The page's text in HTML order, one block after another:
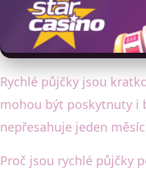
Rychlé půjčky jsou
mohou být poskytnuty i
nepřesahuje jeden
Proč jsou rychlé půjčky